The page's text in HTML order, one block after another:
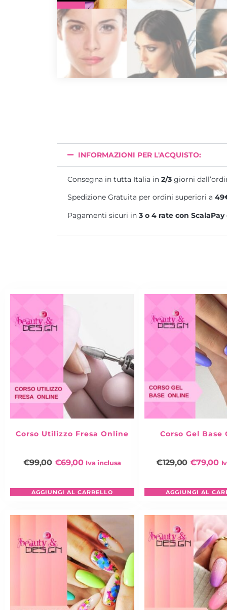
INFORMAZIONI PER L'ACQUISTO:
Consegna in tutta Italia in 2/3 giorni
Spedizione Gratuita per ordini superiori a
Pagamenti sicuri in 3 o 4 rate con ScalaPay
Corso Utilizzo Fresa Online
€99,00 €69,00 Iva inclusa
AGGIUNGI AL CARRELLO
Corso Gel Base
€129,00 €79,00
AGGIUNGI AL